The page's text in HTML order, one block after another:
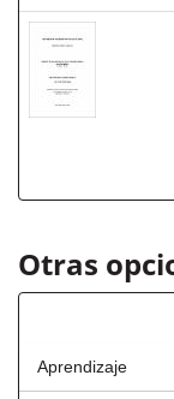
Otras
Aprendizaje